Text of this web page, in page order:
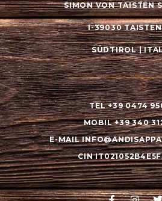
SIMON VON TAISTEN
I-39030
SÜDTIROL |
TEL +39 0474
MOBIL +39 340
E-MAIL
CIN